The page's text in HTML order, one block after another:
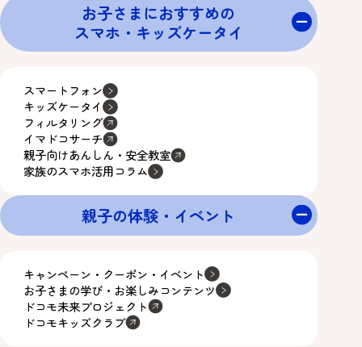
お子さまにおすすめの
スマホ・キッズケータイ
スマートフォン
キッズケータイ
フィルタリング
イマドコサーチ
親子向けあんしん・安全教室
家族のスマホ活用コラム
親子の体験・イベント
キャンペーン・クーポン・イベント
お子さまの学び・お楽しみコンテンツ
ドコモ未来プロジェクト
ドコモキッズクラブ